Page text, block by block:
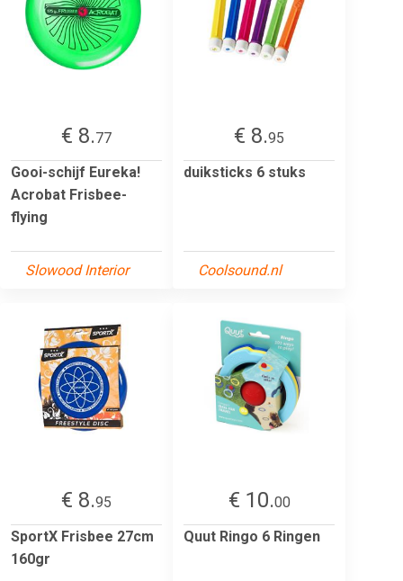
€ 8.77
Gooi-schijf Eureka!
Acrobat Frisbee-
flying
Slowood Interior
€ 8.95
duiksticks 6 stuks
Coolsound.nl
€ 8.95
SportX Frisbee 27cm
160gr
€ 10.00
Quut Ringo 6 Ringen